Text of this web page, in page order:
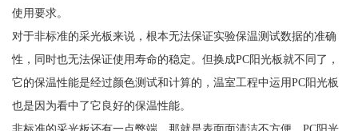
使用要求。
对于非标准的采光板来说，根本无法保证实验保温测试数据的准确
性，同时也无法保证使用寿命的稳定。但换成PC阳光板就不同了，
它的保温性能是经过颜色测试和计算的，温室工程中运用PC阳光板
也是因为看中了它良好的保温性能。